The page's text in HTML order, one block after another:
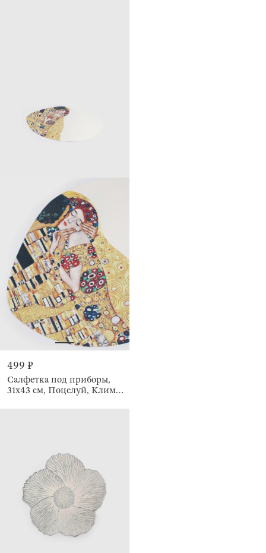
499 ₽
Салфетка под приборы,
31x43 см, Поцелуй, Климт,